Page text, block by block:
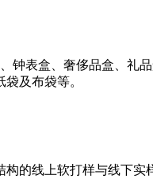
表盒、奢侈品盒、礼品
及布袋等。
的线上软打样与线下实